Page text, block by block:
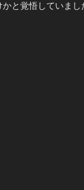
と覚悟していまし